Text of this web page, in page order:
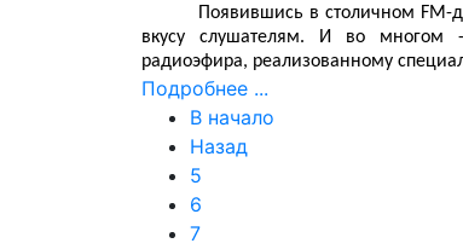
Появившись в столичном FM-
вкусу слушателям. И во многом
радиоэфира, реализованному
Подробнее ...
В начало
Назад
5
6
7